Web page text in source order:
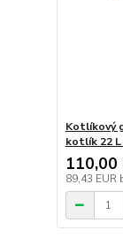
Kotlíkový
kotlík 22 L
110,00
89,43 EUR